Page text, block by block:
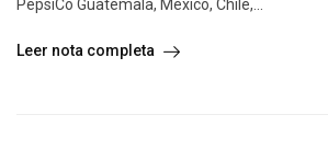
PepsiCo Guatemala, México, Chile,...
Leer nota completa